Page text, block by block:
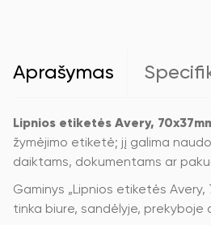
etiketės
spalvos
Aprašymas
Lipnios etiketės Avery,
žymėjimo etiketė; jį galima
daiktams, dokumentams ar
Gaminys „Lipnios etiketės Avery,
tinka biure, sandėlyje,